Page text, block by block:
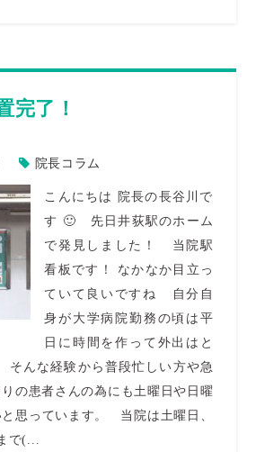
完了！
院長コラム
こんにちは 院長の長谷川で
す 🙂 先日井荻駅のホーム
で発見しました！ 当院駅
看板です！ なかなか目立っ
ていて良いですね 自分自
身が大学病院勤務の頃は平
日に時間を作って外出はと
そんな経験から普段忙しい方や急
の患者さんの為にも土曜日や日曜
思っています。 当院は土曜日、
で(...